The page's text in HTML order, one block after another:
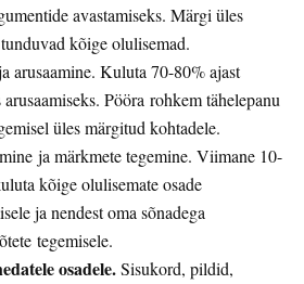
avastamiseks. Märgi üles
kõige olulisemad.
arusaamine. Kuluta 70-80% ajast
Pööra rohkem tähelepanu
üles märgitud kohtadele.
ja märkmete tegemine. Viimane 10-
kõige olulisemate osade
ja nendest oma sõnadega
tegemisele.
osadele.Sisukord, pildid,